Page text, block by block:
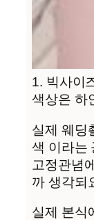
1. 빅사이
색상은 하
실제 웨딩
색 이라는
고정관념
까 생각되
실제 본식